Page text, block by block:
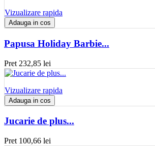
Vizualizare rapida
Adauga in cos
Papusa Holiday Barbie...
Pret 232,85 lei
Vizualizare rapida
Adauga in cos
Jucarie de plus...
Pret 100,66 lei